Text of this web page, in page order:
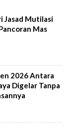
Jasad Mutilasi
Mas
2026 Antara
Digelar Tanpa